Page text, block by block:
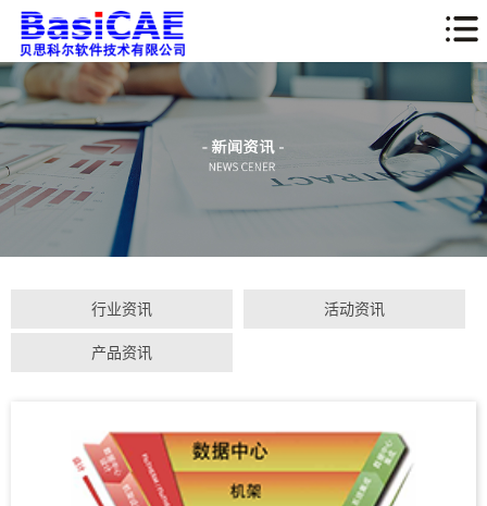
行业资讯 活动资讯
产品资讯